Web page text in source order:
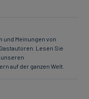
und Meinungen von
Lesen Sie
auf der ganzen Welt.